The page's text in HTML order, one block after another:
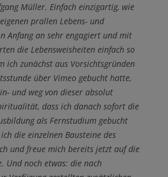
Müller. Einfach einzigartig, wie
prallen Lebens- und
Anfang an sehr engagiert und mit
die Lebensweisheiten einfach so
ich zunächst aus Vorsichtsgründen
über Vimeo gebucht hatte,
und weg von dieser absolut
dass ich danach sofort die
als Fernstudium gebucht
die einzelnen Bausteine des
und freue mich bereits jetzt auf die
Und noch etwas: die nach